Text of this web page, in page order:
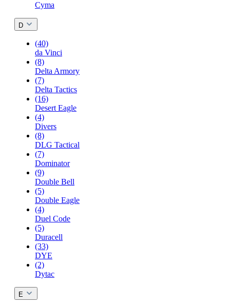
Cyma
D
(40)
da Vinci
(8)
Delta Armory
(7)
Delta Tactics
(16)
Desert Eagle
(4)
Divers
(8)
DLG Tactical
(7)
Dominator
(9)
Double Bell
(5)
Double Eagle
(4)
Duel Code
(5)
Duracell
(33)
DYE
(2)
Dytac
E